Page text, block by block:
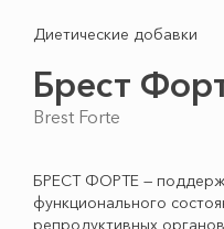
Диетические добавки
Брест
Brest Forte
БРЕСТ ФОРТЕ —
функционального
репродуктивных